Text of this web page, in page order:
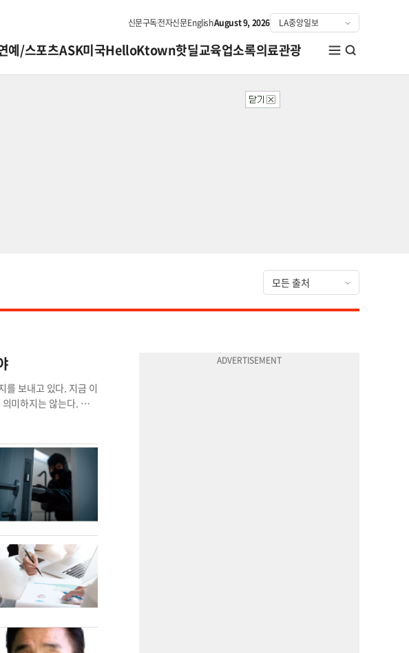
신문구독전자신문EnglishAugust 9, 2026
예/스포츠ASK미국HelloKtown핫딜교육업소록의료관광
를 보내고 있다. 지금 이
미하지는 않는다. 시
정 가격에 거래되고
주가가 기업의 수익,
수익비율(P/E Rati
미한다. 노벨 경제학
분모로 사용하는 경기
에서 시장 수준을 평
수치가 얼마나 높은 것
상적인’ 시장에서 투
환경, 회계 기준 변
배 수준으로 볼 수 있
시기는 손에 꼽힌다. 19
사실상 최상위권에
다른 핵심 밸류에이
이다. 이 수치가 높을수
익률은 약 4.2% 수준